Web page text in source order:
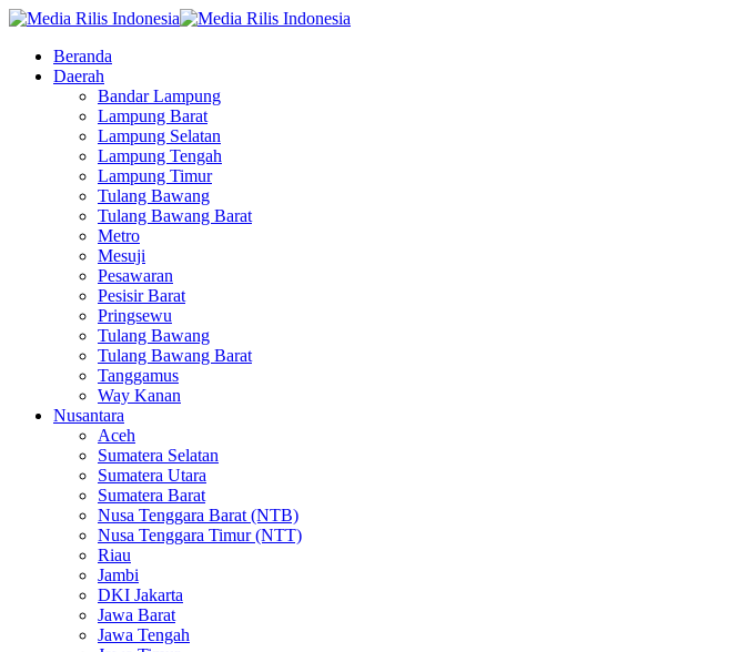
Beranda
Daerah
Bandar Lampung
Lampung Barat
Lampung Selatan
Lampung Tengah
Lampung Timur
Tulang Bawang
Tulang Bawang Barat
Metro
Mesuji
Pesawaran
Pesisir Barat
Pringsewu
Tulang Bawang
Tulang Bawang Barat
Tanggamus
Way Kanan
Nusantara
Aceh
Sumatera Selatan
Sumatera Utara
Sumatera Barat
Nusa Tenggara Barat (NTB)
Nusa Tenggara Timur (NTT)
Riau
Jambi
DKI Jakarta
Jawa Barat
Jawa Tengah